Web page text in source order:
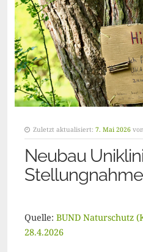
Zuletzt aktualisiert: 7. Mai 2026 von
Neubau
Quelle: BUND Naturschutz
28.4.2026